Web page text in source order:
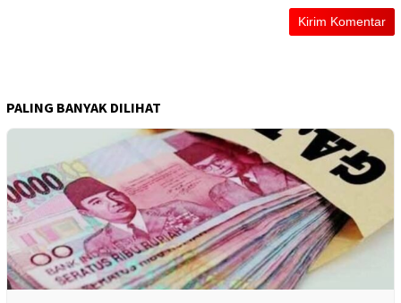
PALING BANYAK DILIHAT